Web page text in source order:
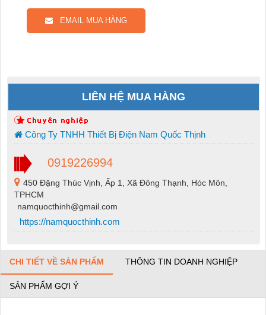
EMAIL MUA HÀNG
LIÊN HỆ MUA HÀNG
Công Ty TNHH Thiết Bị Điện Nam Quốc Thịnh
0919226994
450 Đặng Thúc Vịnh, Ấp 1, Xã Đông Thạnh, Hóc Môn,
TPHCM
namquocthinh@gmail.com
https://namquocthinh.com
CHI TIẾT VỀ SẢN PHẨM THÔNG TIN DOANH NGHIỆP
SẢN PHẨM GỢI Ý